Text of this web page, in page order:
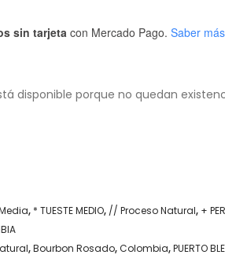
sin tarjetacon Mercado Pago. Saber más
disponible porque no quedan
, * TUESTE MEDIO, // Proceso Natural, +
,Bourbon Rosado,Colombia,PUERTO